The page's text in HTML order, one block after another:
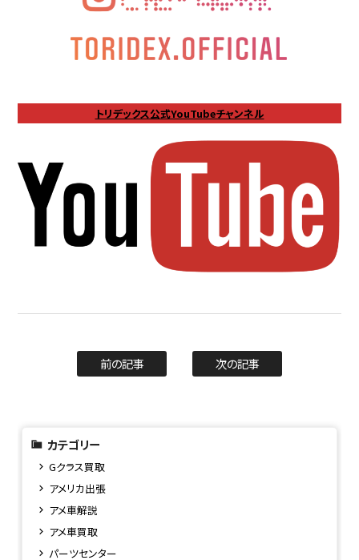
トリデックス公式YouTubeチャンネル
前の記事 次の記事
カテゴリー
Gクラス買取
アメリカ出張
アメ車解説
アメ車買取
パーツセンター